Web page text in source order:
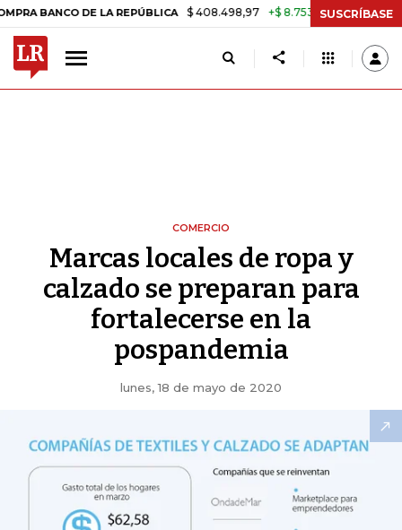
DE LA REPÚBLICA $ 408.498,97 +$ 8.753,81 +2,19% TASA DE
SUSCRÍBASE
COMERCIO
Marcas locales de ropa y
calzado se preparan para
fortalecerse en la
pospandemia
lunes, 18 de mayo de 2020